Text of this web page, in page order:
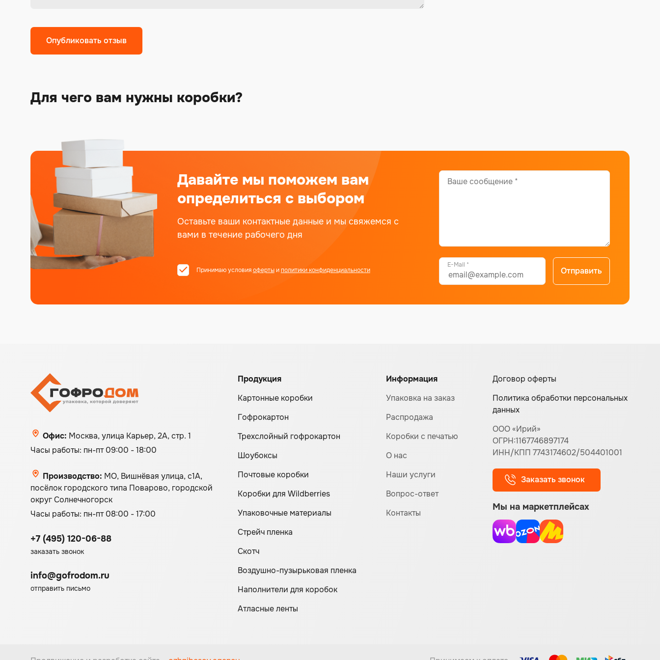
Для чего вам нужны коробки?
Давайте мы поможем вам
определиться с выбором
Оставьте ваши контактные данные и мы свяжемся с
вами в течение рабочего дня
Принимаю условияофертыиполитики конфиденциальности
E-Mail *
Отправить
Офис: Москва, улица Карьер, 2А, стр. 1
Часы работы: пн-пт 09:00 - 18:00
Производство: МО, Вишнёвая улица, с1А,
посёлок городского типа Поварово, городской
округ Солнечногорск
Часы работы: пн-пт 08:00 - 17:00
+7 (495) 120-06-88
заказать звонок
info@gofrodom.ru
отправить письмо
Продукция
Картонные коробки
Гофрокартон
Трехслойный гофрокартон
Шоубоксы
Почтовые коробки
Коробки для Wildberries
Упаковочные материалы
Стрейч пленка
Скотч
Воздушно-пузырьковая пленка
Наполнители для коробок
Атласные ленты
Информация
Упаковка на заказ
Распродажа
Коробки с печатью
О нас
Наши услуги
Вопрос-ответ
Контакты
Договор оферты
Политика обработки персональных
данных
ООО «Ирий»
ОГРН:1167746897174
ИНН/КПП 7743174602/504401001
Заказать звонок
Мы на маркетплейсах